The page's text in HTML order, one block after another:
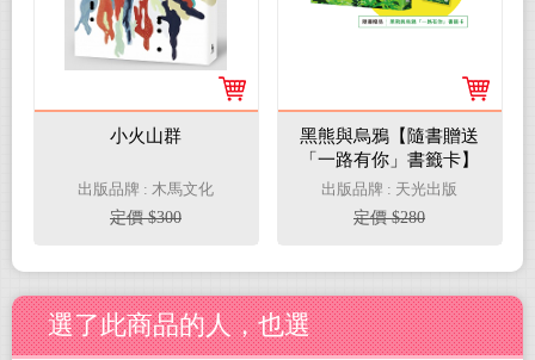
小火山群
出版品牌 : 木馬文化
定價 $300
黑熊與烏鴉【隨書贈送
「一路有你」書籤卡】
出版品牌 : 天光出版
定價 $280
選了此商品的人，也選